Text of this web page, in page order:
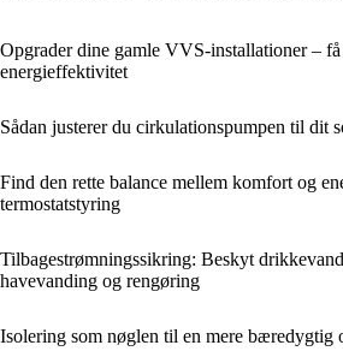
Opgrader dine gamle VVS-installationer –
energieffektivitet
Sådan justerer du cirkulationspumpen til dit
Find den rette balance mellem komfort og
termostatstyring
Tilbagestrømningssikring: Beskyt
havevanding og rengøring
Isolering som nøglen til en mere bæredygtig